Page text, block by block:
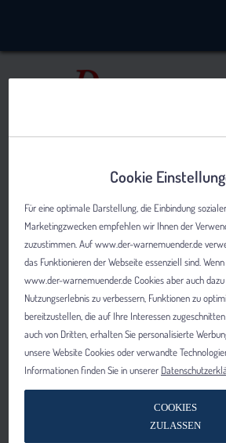
Cookie
Für eine optimale Darstellung, die Einbindung
Marketingzwecken empfehlen wir Ihnen der
zuzustimmen. Auf www.der-warnemuender.de
das Funktionieren der Webseite essenziell sind.
www.der-warnemuender.de Cookies aber auch
Nutzungserlebnis zu verbessern, Funktionen zu
bereitzustellen, die auf Ihre Interessen zugeschnitten
auch von Dritten, erhalten Sie personalisierte
unsere Website Cookies oder verwandte
Informationen finden Sie in unserer
COOKIES
ZULASSEN